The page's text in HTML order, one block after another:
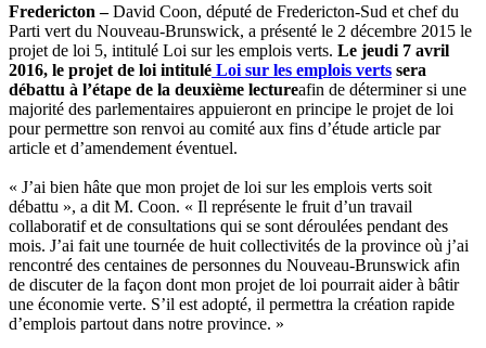
Fredericton –David Coon, député de Fredericton-Sud et chef du
Parti vert du Nouveau-Brunswick, a présenté le 2 décembre 2015 le
projet de loi 5, intitulé Loi sur les emplois verts. Le jeudi 7 avril
2016, le projet de loi intitulé Loi sur les emplois verts sera
débattu à l’étape de la deuxième lectureafin de déterminer si une
majorité des parlementaires appuieront en principe le projet de loi
pour permettre son renvoi au comité aux fins d’étude article par
article et d’amendement éventuel.
« J’ai bien hâte que mon projet de loi sur les emplois verts soit
débattu », a dit M. Coon. « Il représente le fruit d’un travail
collaboratif et de consultations qui se sont déroulées pendant des
mois. J’ai fait une tournée de huit collectivités de la province où j’ai
rencontré des centaines de personnes du Nouveau-Brunswick afin
de discuter de la façon dont mon projet de loi pourrait aider à bâtir
une économie verte. S’il est adopté, il permettra la création rapide
d’emplois partout dans notre province. »